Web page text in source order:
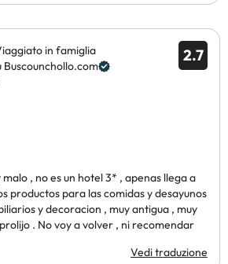
2.7
in famiglia
Buscounchollo.com
, no es un hotel 3* , apenas llega a
productos para las comidas y desayunos
y decoracion , muy antigua , muy
. No voy a volver , ni recomendar
Vedi traduzione